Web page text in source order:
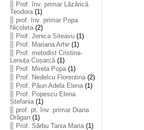
Prof. înv. primar Lăzărică
Teodora(1)
prof. înv. primar Popa
Nicoleta(2)
Prof. Jenica Siteavu(1)
Prof. Mariana Arhir(1)
Prof. metodist Cristina-
Lenuța Coșarcă(1)
Prof. Mirela Popa(1)
Prof. Nedelcu Florentina(2)
Prof. Păun Adela Elena(1)
Prof. Popescu Elena
Ștefania(1)
prof. pt. înv. primar Diana
Drăgan(1)
Prof. Sârbu Tania Maria(1)